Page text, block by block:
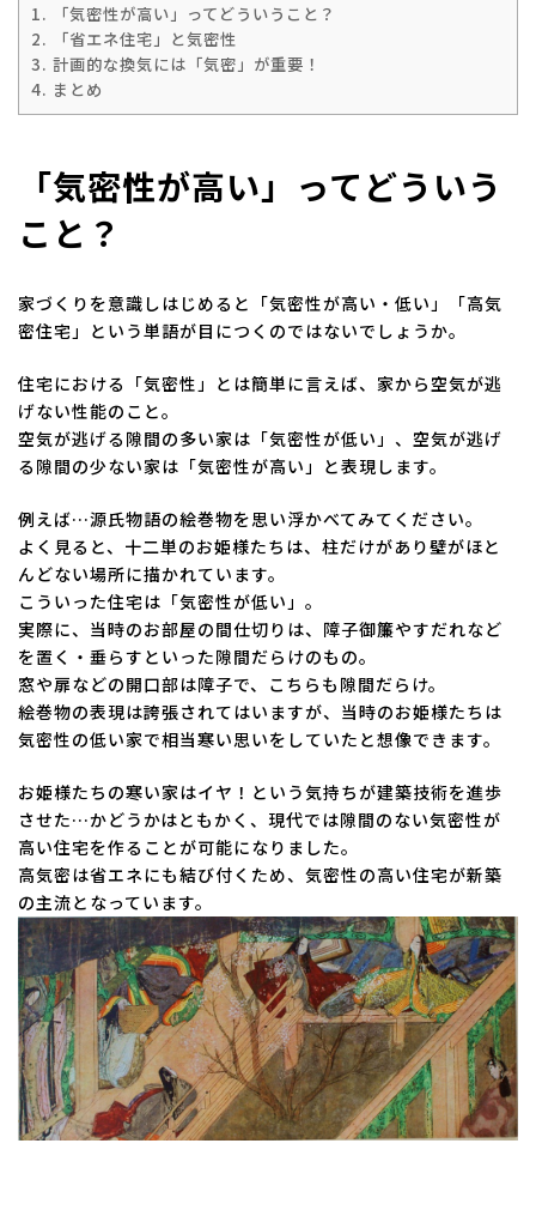
1.
「気密性が高い」ってどういうこと？
2.
「省エネ住宅」と気密性
3. 計画的な換気には「気密」が重要！
4. まとめ
「気密性が高い」ってどういう
こと？
家づくりを意識しはじめると「気密性が高い・低い」「高気
密住宅」という単語が目につくのではないでしょうか。
住宅における「気密性」とは簡単に言えば、家から空気が逃
げない性能のこと。
空気が逃げる隙間の多い家は「気密性が低い」、空気が逃げ
る隙間の少ない家は「気密性が高い」と表現します。
例えば…源氏物語の絵巻物を思い浮かべてみてください。
よく見ると、十二単のお姫様たちは、柱だけがあり壁がほと
んどない場所に描かれています。
こういった住宅は「気密性が低い」。
実際に、当時のお部屋の間仕切りは、障子御簾やすだれなど
を置く・垂らすといった隙間だらけのもの。
窓や扉などの開口部は障子で、こちらも隙間だらけ。
絵巻物の表現は誇張されてはいますが、当時のお姫様たちは
気密性の低い家で相当寒い思いをしていたと想像できます。
お姫様たちの寒い家はイヤ！という気持ちが建築技術を進歩
させた…かどうかはともかく、現代では隙間のない気密性が
高い住宅を作ることが可能になりました。
高気密は省エネにも結び付くため、気密性の高い住宅が新築
の主流となっています。